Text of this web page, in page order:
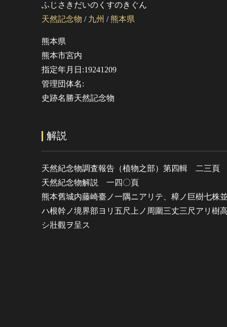
ふじさきだいのくすのきぐん
天然記念物 / 九州 / 熊本県
熊本県
熊本市宮内
指定年月日:19241209
管理団体名:
史跡名勝天然記念物
解説
天然紀念物調査報告（植物之部）第四輯 二三頁
天然紀念物解説 一四〇頁
熊本舊城内藤崎臺ノ一隅ニアリテ、樟ノ巨樹七株
ハ根幹ノ境界部ヨリ五尺上ノ周圍三丈三尺アリ樹
シ壯觀ヲ呈ス